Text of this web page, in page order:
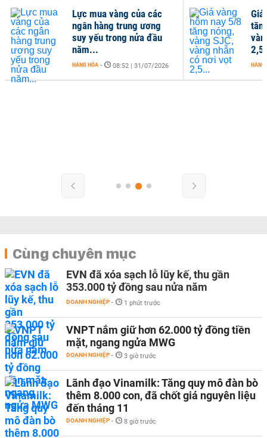
HÀNG
Lực mua vàng của các
ngân hàng trung ương
suy yếu trong nửa đầu
năm...
HÀNG HÓA - 08:52 | 31/07/2026
Cùng chuyên mục
EVN đã xóa sạch lỗ lũy kế, thu gần
353.000 tỷ đồng sau nửa năm
DOANH NGHIỆP - 1 phút trước
VNPT nắm giữ hơn 62.000 tỷ đồng tiền
mặt, ngang ngửa MWG
DOANH NGHIỆP - 3 giờ trước
Lãnh đạo Vinamilk: Tăng quy mô đàn bò
thêm 8.000 con, đã chốt giá nguyên liệu
đến tháng 11
DOANH NGHIỆP - 8 giờ trước